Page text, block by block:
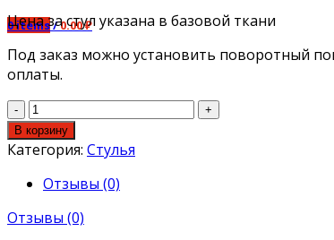
0items/0.00₽
Цена за стул указана в базовой ткани
Под заказ можно установить поворотный
оплаты.
Количество
В корзину
Категория: Стулья
Отзывы (0)
Отзывы (0)